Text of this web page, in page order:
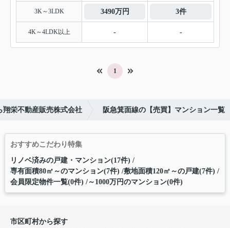
3K～3LDK 3490万円 3件
4K～4LDK以上 - -
1
翔栄不動産販売株式会社 阪急箕面線の【売買】マンション一覧
おすすめこだわり特集
リノベ済みの戸建・マンション(17件)
専有面積80㎡～のマンション(7件) 敷地面積120㎡～の戸建(7件)
会員限定物件一覧(0件) ～1000万円のマンション(0件)
市区町村から探す